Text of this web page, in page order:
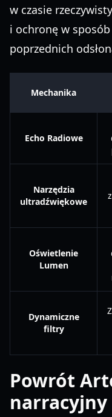
w czasie
i ochronę w
poprzednich
Mechanika
Echo Radiowe
Narzędzia
ultradźwiękowe
Oświetlenie
Lumen
Dynamiczne
filtry
Powrót
narracyjny